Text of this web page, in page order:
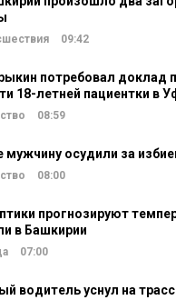
09:42
потребовал доклад
18-летней пациентки в
08:59
мужчину осудили за
08:00
прогнозируют
в Башкирии
07:00
водитель уснул на